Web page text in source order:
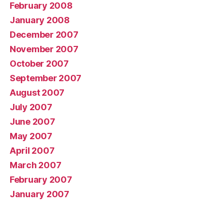
February 2008
January 2008
December 2007
November 2007
October 2007
September 2007
August 2007
July 2007
June 2007
May 2007
April 2007
March 2007
February 2007
January 2007